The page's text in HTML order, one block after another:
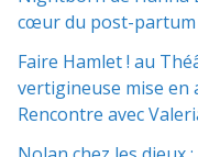
cœur du post-partum
Faire Hamlet ! au
vertigineuse mise en
Rencontre avec